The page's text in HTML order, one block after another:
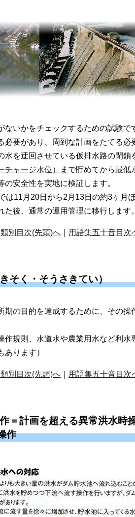
ないかをチェックするための試験で
要があり、周到な計画をたてる必
水を迂回させている仮排水路の閉鎖
ャージ水位） まで貯めてから最低
の安全性を実地に検証します。
は11月20日から2月13日の約3ヶ月
後、通常の運用管理に移行します。
別目次(先頭)へ 用語集五十音目次
そく・そうさきてい）
期の目的を達成するために、その操
作規則、水道水や農業用水など利水
ります）
別目次(先頭)へ 用語集五十音目次
＝計画を超える異常洪水時
作